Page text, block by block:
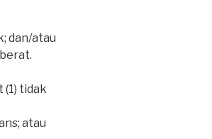
dan/atau
(1) tidak
atau